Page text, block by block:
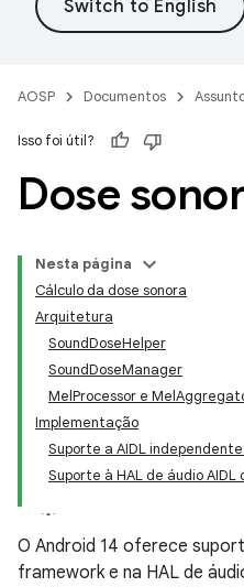
AOSP Documentos
Isso foi útil?
Dose
Nesta página
Cálculo da dose sonora
Arquitetura
SoundDoseHelper
SoundDoseManager
MelProcessor e
Implementação
Suporte a AIDL
Suporte à HAL de áudio AIDL
O Android 14 oferece
framework e na HAL de